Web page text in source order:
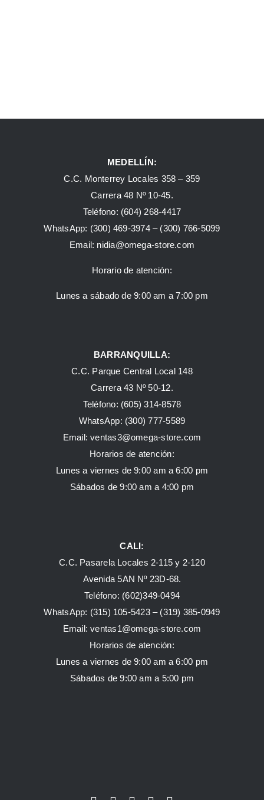
MEDELLÍN:
C.C. Monterrey Locales 358 – 359
Carrera 48 Nº 10-45.
Teléfono: (604) 268-4417
WhatsApp: (300) 469-3974 – (300) 766-5099
Email: nidia@omega-store.com
Horario de atención:
Lunes a sábado de 9:00 am a 7:00 pm
BARRANQUILLA:
C.C. Parque Central Local 148
Carrera 43 Nº 50-12.
Teléfono: (605) 314-8578
WhatsApp: (300) 777-5589
Email: ventas3@omega-store.com
Horarios de atención:
Lunes a viernes de 9:00 am a 6:00 pm
Sábados de 9:00 am a 4:00 pm
CALI:
C.C. Pasarela Locales 2-115 y 2-120
Avenida 5AN Nº 23D-68.
Teléfono: (602)349-0494
WhatsApp: (315) 105-5423 – (319) 385-0949
Email:ventas1@omega-store.com
Horarios de atención:
Lunes a viernes de 9:00 am a 6:00 pm
Sábados de 9:00 am a 5:00 pm